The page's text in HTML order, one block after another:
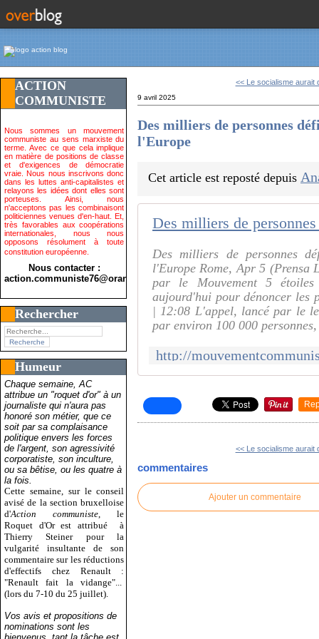
ACTION
COMMUNISTE
Nous sommes un mouvement
communiste au sens marxiste du
terme. Avec ce que cela implique
en matière de positions de classe
et d'exigences de démocratie
vraie. Nous nous inscrivons donc
dans les luttes anti-capitalistes et
relayons les idées dont elles sont
porteuses. Ainsi, nous
n'acceptons pas les combinaisont
politiciennes venues d'en-haut. Et,
très favorables aux coopérations
internationales, nous nous
opposons résolument à toute
constitution européenne.
Nous contacter :
action.communiste76@orange.fr>
Rechercher
Humeur
Chaque semaine, AC
attribue un "roquet d'or" à un
journaliste qui n'aura pas
honoré son métier, que ce
soit par sa complaisance
politique envers les forces
de l'argent, son agressivité
corporatiste, son inculture,
ou sa bêtise, ou les quatre à
la fois.
Cette semaine, sur le conseil
avisé de la section bruxelloise
d'Action communiste , le
Roquet d'Or est attribué
à
Thierry Steiner pour la
vulgarité insultante de son
commentaire sur les réductions
d'effectifs chez Renault :
"Renault fait la vidange"...
(lors du 7-10 du 25 juillet).
Vos avis et propositions de
nominations sont les
<< Le socialisme aurait
9 avril 2025
Des milliers de personnes
l'Europe
Cet article est reposté depuis
Des milliers de personnes
l'Europe Rome, Apr 5 (Prensa
par le Mouvement 5
aujourd'hui pour dénoncer les
| 12:08 L'appel, lancé par le
par environ 100 000
<< Le socialisme aurait
commentaires
Ajouter un commentaire